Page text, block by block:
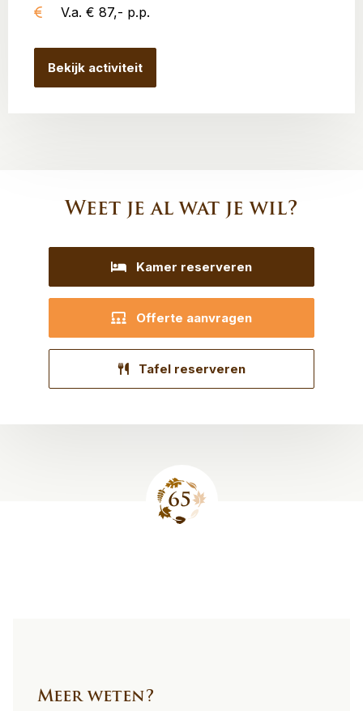
V.a. € 87,- p.p.
Bekijk activiteit
Weet je al wat je wil?
Kamer reserveren
Offerte aanvragen
Tafel reserveren
Meer weten?